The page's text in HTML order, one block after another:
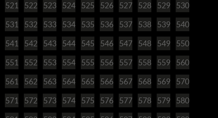
521 522 523 524 525 526 527 528 529 530
531 532 533 534 535 536 537 538 539 540
541 542 543 544 545 546 547 548 549 550
551 552 553 554 555 556 557 558 559 560
561 562 563 564 565 566 567 568 569 570
571 572 573 574 575 576 577 578 579 580